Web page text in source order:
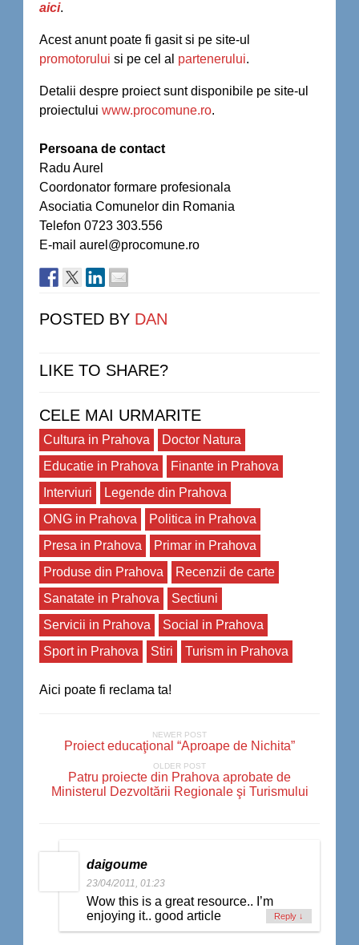
aici.
Acest anunt poate fi gasit si pe site-ul
promotorului si pe cel al partenerului.
Detalii despre proiect sunt disponibile pe site-ul
proiectului www.procomune.ro.
Persoana de contact
Radu Aurel
Coordonator formare profesionala
Asociatia Comunelor din Romania
Telefon 0723 303.556
E-mail aurel@procomune.ro
POSTED BY DAN
LIKE TO SHARE?
CELE MAI URMARITE
Cultura in Prahova
Doctor Natura
Educatie in Prahova
Finante in Prahova
Interviuri
Legende din Prahova
ONG in Prahova
Politica in Prahova
Presa in Prahova
Primar in Prahova
Produse din Prahova
Recenzii de carte
Sanatate in Prahova
Sectiuni
Servicii in Prahova
Social in Prahova
Sport in Prahova
Stiri Turism in Prahova
Aici poate fi reclama ta!
NEWER POST
Proiect educaţional “Aproape de Nichita”
OLDER POST
Patru proiecte din Prahova aprobate de
Ministerul Dezvoltării Regionale şi Turismului
daigoume
23/04/2011, 01:23
Wow this is a great resource.. I’m
enjoying it.. good article
Reply ↓